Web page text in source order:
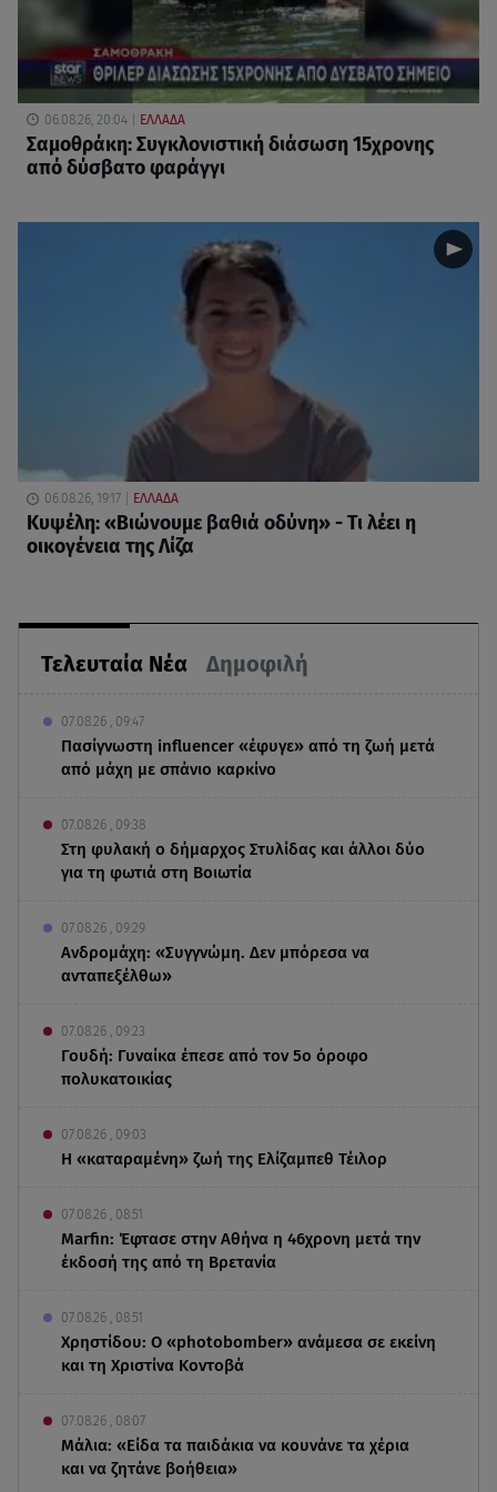
Τελευταία Νέα Δημοφιλή
07.08.26 , 09:47
Πασίγνωστη influencer «έφυγε» από τη ζωή μετά
από μάχη με σπάνιο καρκίνο
07.08.26 , 09:38
Στη φυλακή ο δήμαρχος Στυλίδας και άλλοι δύο
για τη φωτιά στη Βοιωτία
07.08.26 , 09:29
Ανδρομάχη: «Συγγνώμη. Δεν μπόρεσα να
ανταπεξέλθω»
07.08.26 , 09:23
Γουδή: Γυναίκα έπεσε από τον 5ο όροφο
πολυκατοικίας
07.08.26 , 09:03
Η «καταραμένη»​​​​​​​ ζωή της Ελίζαμπεθ Τέιλορ
07.08.26 , 08:51
Marfin: Έφτασε στην Αθήνα η 46χρονη μετά την
έκδοσή της από τη Βρετανία
07.08.26 , 08:51
Χρηστίδου: Ο «photobomber» ανάμεσα σε εκείνη
και τη Χριστίνα Κοντοβά
07.08.26 , 08:07
Μάλια: «Είδα τα παιδάκια να κουνάνε τα χέρια
και να ζητάνε βοήθεια»
06.08.26, 20:04 ΕΛΛΑΔΑ
Σαμοθράκη: Συγκλονιστική διάσωση 15χρονης
από δύσβατο φαράγγι
06.08.26, 19:17 ΕΛΛΑΔΑ
Κυψέλη: «Βιώνουμε βαθιά οδύνη» - Τι λέει η
οικογένεια της Λίζα